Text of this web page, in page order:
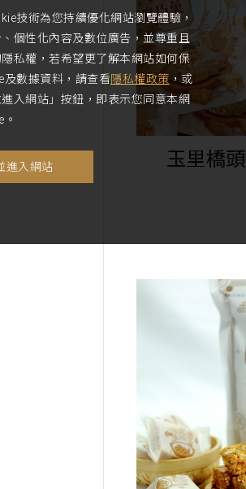
玉里橋
技術為您持續優化網站瀏覽體驗，
個性化內容及數位廣告，並尊重且
私權，若希望更了解本網站如何保
及數據資料，請查看隱私權政策 ，或
入網站」按鈕，即表示您同意本網
進入網站